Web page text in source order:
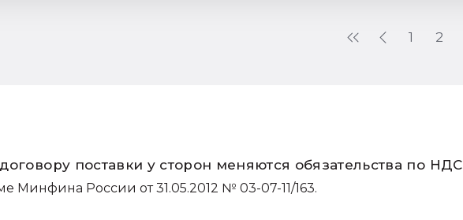
1 2
поставки у сторон меняются обязательства по НДС
Минфина России от 31.05.2012 № 03-07-11/163.